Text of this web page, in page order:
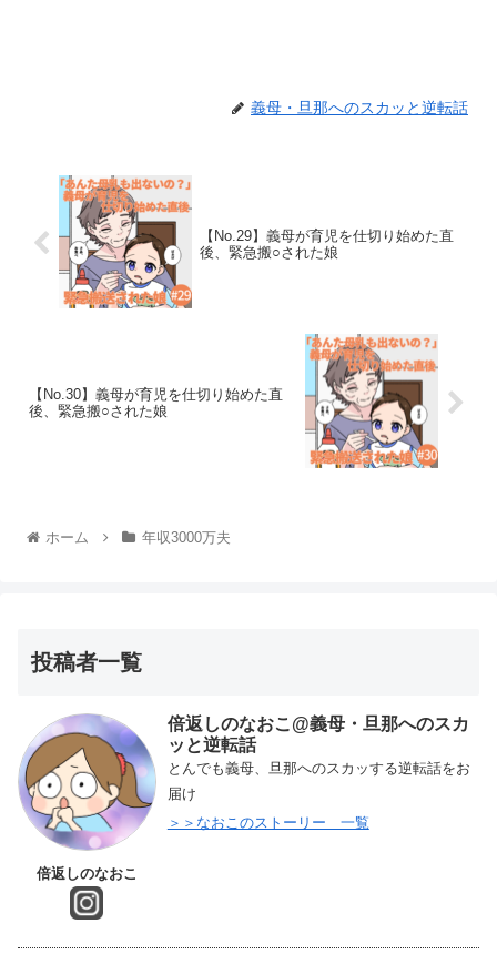
義母・旦那へのスカッと逆転話
【No.29】義母が育児を仕切り始めた直
後、緊急搬○された娘
【No.30】義母が育児を仕切り始めた直
後、緊急搬○された娘
ホーム 年収3000万夫
投稿者一覧
倍返しのなおこ
倍返しのなおこ@義母・旦那へのスカ
ッと逆転話
とんでも義母、旦那へのスカッする逆転話をお
届け
＞＞なおこのストーリー 一覧